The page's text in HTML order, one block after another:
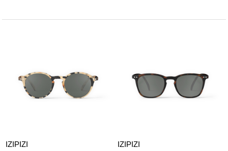
IZIPIZI IZIPIZI